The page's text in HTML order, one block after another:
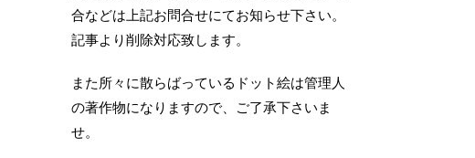
合などは上記お問合せにてお知らせ下さい。
記事より削除対応致します。
また所々に散らばっているドット絵は管理人
の著作物になりますので、ご了承下さいま
せ。